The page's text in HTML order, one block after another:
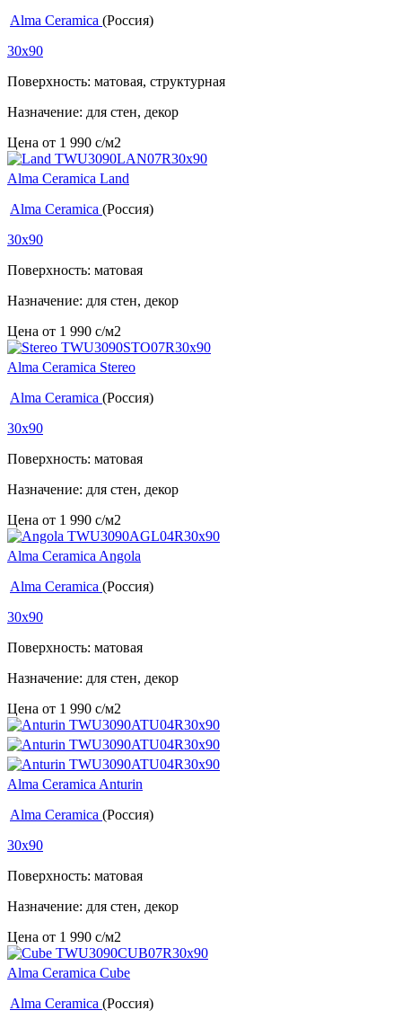
Alma Ceramica (Россия)
30x90
Поверхность: матовая, структурная
Назначение: для стен, декор
Цена от 1 990 c/м2
Alma Ceramica Land
Alma Ceramica (Россия)
30x90
Поверхность: матовая
Назначение: для стен, декор
Цена от 1 990 c/м2
Alma Ceramica Stereo
Alma Ceramica (Россия)
30x90
Поверхность: матовая
Назначение: для стен, декор
Цена от 1 990 c/м2
Alma Ceramica Angola
Alma Ceramica (Россия)
30x90
Поверхность: матовая
Назначение: для стен, декор
Цена от 1 990 c/м2
Alma Ceramica Anturin
Alma Ceramica (Россия)
30x90
Поверхность: матовая
Назначение: для стен, декор
Цена от 1 990 c/м2
Alma Ceramica Cube
Alma Ceramica (Россия)